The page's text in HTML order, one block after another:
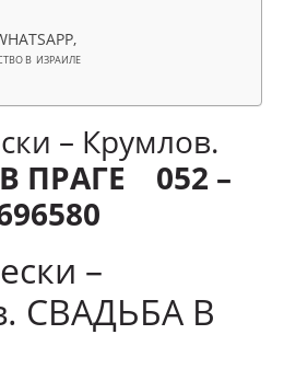
В ИЗРАИЛЕ
– Крумлов.
ПРАГЕ 052 –
–
СВАДЬБА В